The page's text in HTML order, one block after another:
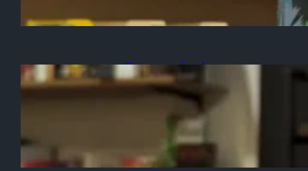
Game-arrived
2024/01/26
「オジサンメッセージ2」入
荷のお知らせ